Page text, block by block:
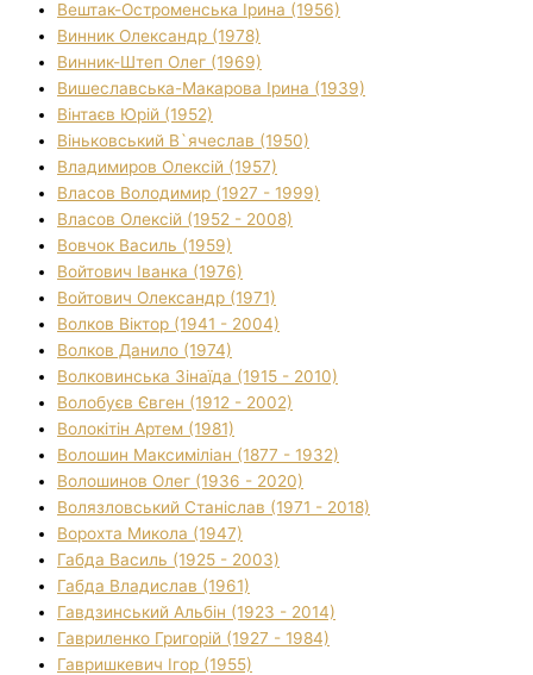
Вештак-Остроменська Ірина (1956)
Винник Олександр (1978)
Винник-Штеп Олег (1969)
Вишеславська-Макарова Ірина (1939)
Вінтаєв Юрій (1952)
Віньковський В`ячеслав (1950)
Владимиров Олексій (1957)
Власов Володимир (1927 - 1999)
Власов Олексій (1952 - 2008)
Вовчок Василь (1959)
Войтович Іванка (1976)
Войтович Олександр (1971)
Волков Віктор (1941 - 2004)
Волков Данило (1974)
Волковинська Зінаїда (1915 - 2010)
Волобуєв Євген (1912 - 2002)
Волокітін Артем (1981)
Волошин Максиміліан (1877 - 1932)
Волошинов Олег (1936 - 2020)
Волязловський Станіслав (1971 - 2018)
Ворохта Микола (1947)
Габда Василь (1925 - 2003)
Габда Владислав (1961)
Гавдзинський Альбін (1923 - 2014)
Гавриленко Григорій (1927 - 1984)
Гавришкевич Ігор (1955)